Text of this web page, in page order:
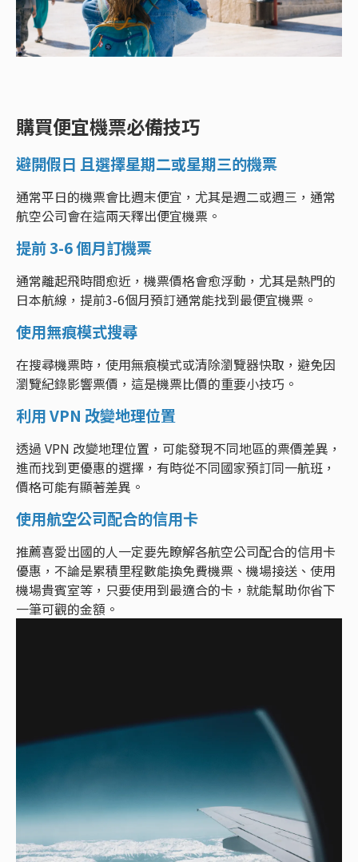
購買便宜機票必備技巧
避開假日 且選擇星期二或星期三的機票
通常平日的機票會比週末便宜，尤其是週二或週三，通常
航空公司會在這兩天釋出便宜機票。
提前 3-6 個月訂機票
通常離起飛時間愈近，機票價格會愈浮動，尤其是熱門的
日本航線，提前3-6個月預訂通常能找到最便宜機票。
使用無痕模式搜尋
在搜尋機票時，使用無痕模式或清除瀏覽器快取，避免因
瀏覽紀錄影響票價，這是機票比價的重要小技巧。
利用 VPN 改變地理位置
透過 VPN 改變地理位置，可能發現不同地區的票價差異，
進而找到更優惠的選擇，有時從不同國家預訂同一航班，
價格可能有顯著差異。
使用航空公司配合的信用卡
推薦喜愛出國的人一定要先瞭解各航空公司配合的信用卡
優惠，不論是累積里程數能換免費機票、機場接送、使用
機場貴賓室等，只要使用到最適合的卡，就能幫助你省下
一筆可觀的金額。